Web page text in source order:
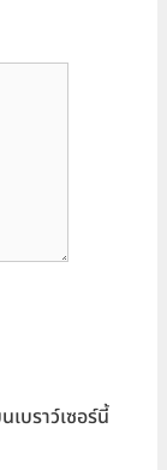
บราว์เซอร์นี้